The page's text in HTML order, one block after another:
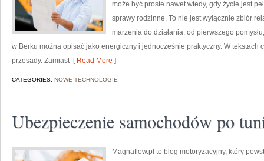
może być proste nawet wtedy, gdy życie jest
sprawy rodzinne. To nie jest wyłącznie zbiór
marzenia do działania: od pierwszego
w Berku można opisać jako energiczny i jednocześnie praktyczny. W tekstach
przesady. Zamiast[ Read More ]
CATEGORIES: NOWE TECHNOLOGIE
Ubezpieczenie samochodów po
Magnaflow.pl to blog motoryzacyjny, który